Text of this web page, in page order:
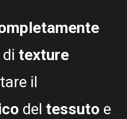
texture
il
del tessuto e